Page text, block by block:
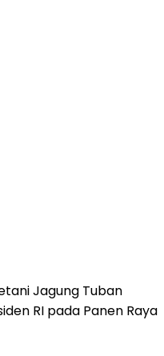
Jagung Tuban
RI pada Panen Raya